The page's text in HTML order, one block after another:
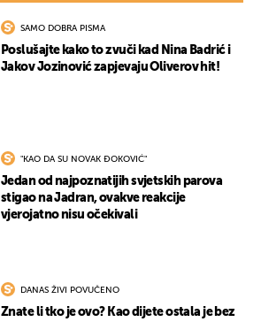
SAMO DOBRA PISMA
Poslušajte kako to zvuči kad Nina Badrić i
Jakov Jozinović zapjevaju Oliverov hit!
"KAO DA SU NOVAK ĐOKOVIĆ"
Jedan od najpoznatijih svjetskih parova
stigao na Jadran, ovakve reakcije
vjerojatno nisu očekivali
DANAS ŽIVI POVUČENO
Znate li tko je ovo? Kao dijete ostala je bez